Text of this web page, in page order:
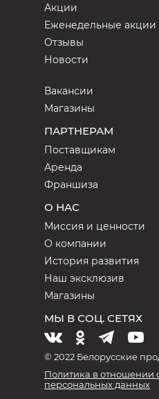
Акции
Еженедельные акции
Отзывы
Новости
Вакансии
Магазины
ПАРТНЕРАМ
Поставщикам
Аренда
Франшиза
О НАС
Миссия и ценности
О компании
История развития
Наш эксклюзив
Магазины
МЫ В СОЦ. СЕТЯХ
© 2022 Белорусские
Политика в отношении
персональных данных